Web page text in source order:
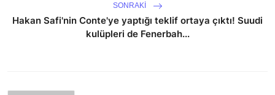
SONRAKI
Hakan Safi'nin Conte'ye yaptığı teklif ortaya çıktı! Suudi
kulüpleri de Fenerbah...